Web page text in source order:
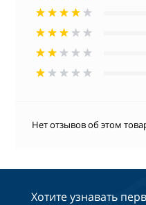
Нет отзывов об этом
Хотите узнавать